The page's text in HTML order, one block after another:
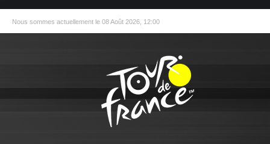
Nous sommes actuellement le 08 Août 2026, 12:00